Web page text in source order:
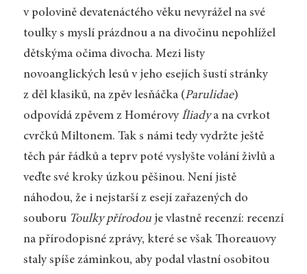
v polovině devatenáctého věku nevyrážel na své
toulky s myslí prázdnou a na divočinu nepohlížel
dětskýma očima divocha. Mezi listy
novoanglických lesů v jeho esejích šustí stránky
z děl klasiků, na zpěv lesňáčka (Parulidae)
odpovídá zpěvem z HomérovyÍliadya na cvrkot
cvrčků Miltonem. Tak s námi tedy vydržte ještě
těch pár řádků a teprv poté vyslyšte volání živlů a
veďte své kroky úzkou pěšinou. Není jistě
náhodou, že i nejstarší z esejí zařazených do
souboru Toulky přírodouje vlastně recenzí: recenzí
na přírodopisné zprávy, které se však Thoreauovy
staly spíše záminkou, aby podal vlastní osobitou